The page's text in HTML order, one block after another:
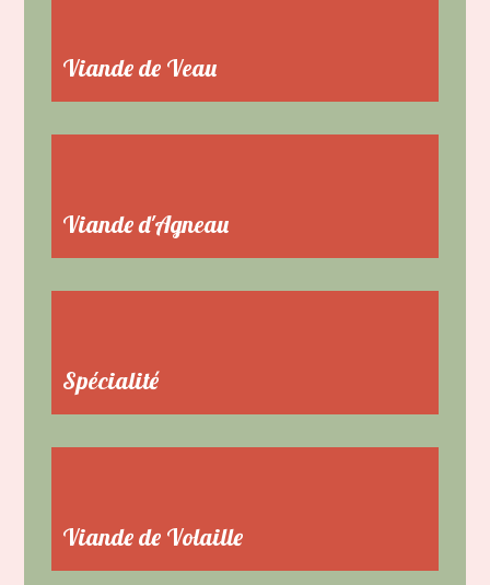
Viande de Veau
Viande d'Agneau
Spécialité
Viande de Volaille